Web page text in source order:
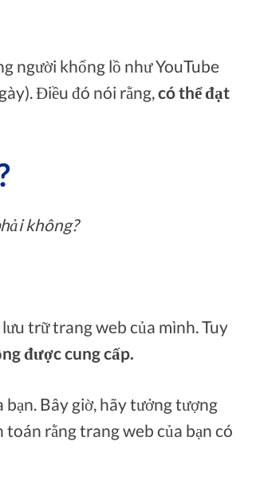
người khổng lồ như YouTube
Điều đó nói rằng,có thể đạt
không?
trữ trang web của mình. Tuy
được cung cấp.
Bây giờ, hãy tưởng tượng
rằng trang web của bạn có